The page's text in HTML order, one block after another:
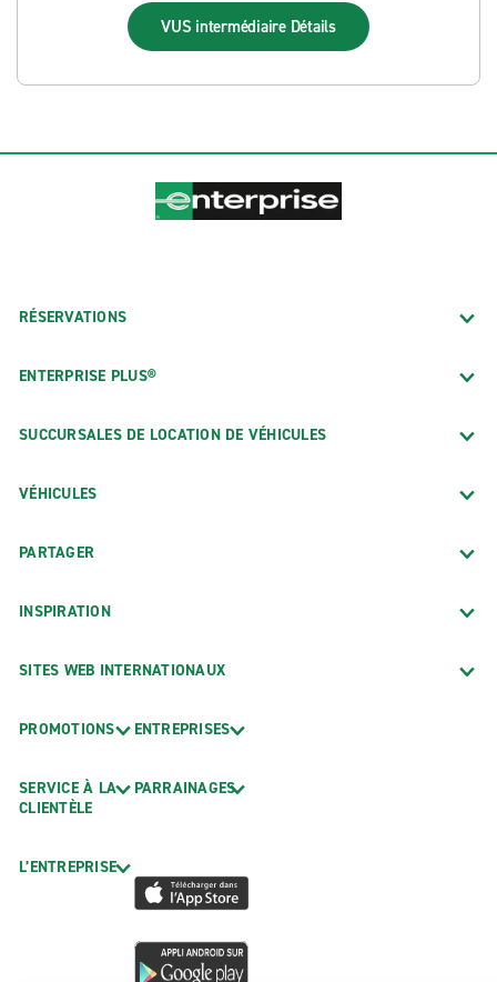
VUS intermédiaire Détails
RÉSERVATIONS
ENTERPRISE PLUS®
SUCCURSALES DE LOCATION DE VÉHICULES
VÉHICULES
PARTAGER
INSPIRATION
SITES WEB INTERNATIONAUX
PROMOTIONS
SERVICE À LA
CLIENTÈLE
L’ENTREPRISE
ENTREPRISES
PARRAINAGES